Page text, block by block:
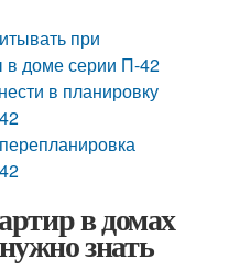
при
в доме серии П-42
в планировку
в домах
знать